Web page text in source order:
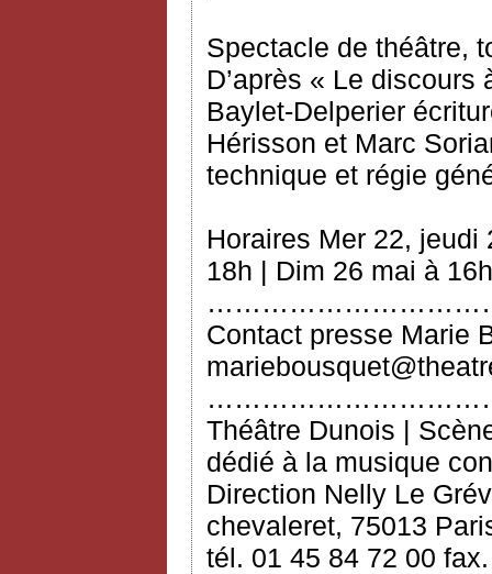
Spectacle de théâtre,
D’après « Le
Baylet‐Delperier
Hérisson et Marc
technique et régie
Horaires Mer 22,
18h | Dim 26 mai à 16h
Contact presse Marie
Théâtre Dunois |
dédié à la musique
Direction Nelly Le
chevaleret, 75013
tél. 01 45 84 72 00